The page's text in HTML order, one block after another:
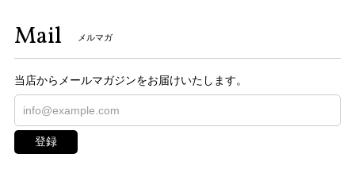
Mail メルマガ
当店からメールマガジンをお届けいたします。
登録